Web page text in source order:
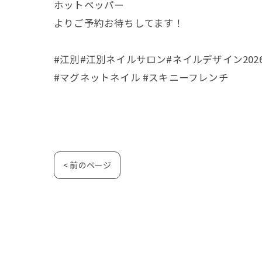
ホットペッパー
よりご予約お待ちしてます！
#江別#江別ネイルサロン#ネイルデザイン
#マグネットネイル #スキニーフレンチ
< 前のページ